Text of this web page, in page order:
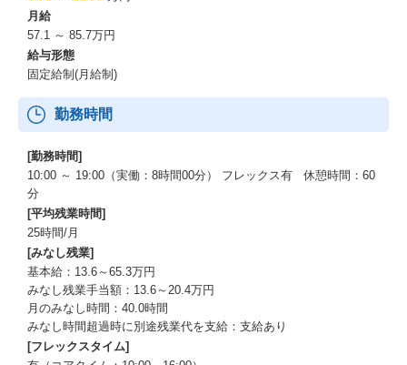
月給
57.1 ～ 85.7万円
給与形態
固定給制(月給制)
勤務時間
[勤務時間]
10:00 ～ 19:00（実働：8時間00分） フレックス有 休憩時間：60
分
[平均残業時間]
25時間/月
[みなし残業]
基本給：13.6～65.3万円
みなし残業手当額：13.6～20.4万円
月のみなし時間：40.0時間
みなし時間超過時に別途残業代を支給：支給あり
[フレックスタイム]